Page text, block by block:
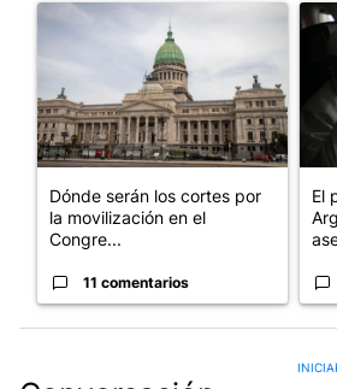
Un artículo de tendencia con el
Dónde serán los cortes por
la movilización en el
Congre...
11 comentarios
Un
El